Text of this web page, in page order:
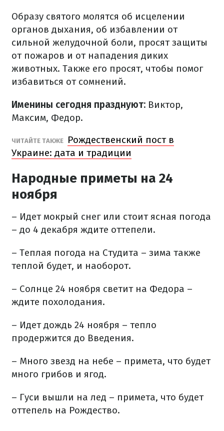
Образу святого молятся об исцелении
органов дыхания, об избавлении от
сильной желудочной боли, просят защиты
от пожаров и от нападения диких
животных. Также его просят, чтобы помог
избавиться от сомнений.
Именины сегодня празднуют: Виктор,
Максим, Федор.
​ЧИТАЙТЕ ТАКЖЕ
Рождественский пост в
Украине: дата и традиции
Народные приметы на 24
ноября
– Идет мокрый снег или стоит ясная погода
– до 4 декабря ждите оттепели.
– Теплая погода на Студита – зима также
теплой будет, и наоборот.
– Солнце 24 ноября светит на Федора –
ждите похолодания.
– Идет дождь 24 ноября – тепло
продержится до Введения.
– Много звезд на небе – примета, что будет
много грибов и ягод.
– Гуси вышли на лед – примета, что будет
оттепель на Рождество.